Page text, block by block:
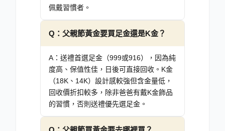
佩戴習慣者。
Q： 父親節黃金要買足金還是K金？
A： 送禮首選足金（999或916），因為純
度高、保值性佳，日後可直接回收。K金
（18K、14K）設計感較強但含金量低，
回收價折扣較多，除非爸爸有戴K金飾品
的習慣，否則送禮優先選足金。